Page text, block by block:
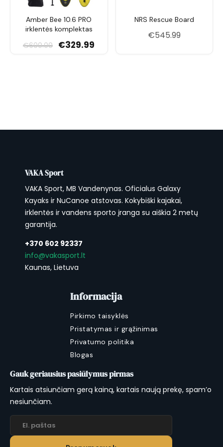
Amber Bee 10.6 PRO
irklentės komplektas
€600.00 Original price was: €600.00.
€329.99
NRS Rescue Board
€545.99
VAKA Sport
VAKA Sport, MB Vandenynas. Oficialus Galaxy
Kayaks ir NuCanoe atstovas. Kokybiški kajakai,
irklentės ir vandens sporto įranga su aiškia 2 metų
garantija.
+370 602 92337
info@vakasport.lt
Kaunas, Lietuva
Informacija
Pirkimo taisyklės
Pristatymas ir grąžinimas
Privatumo politika
Blogas
Gauk geriausius pasiūlymus pirmas
Kartais atsiunčiam gerą kainą, kartais naują prekę, spam’o
nesiunčiam.